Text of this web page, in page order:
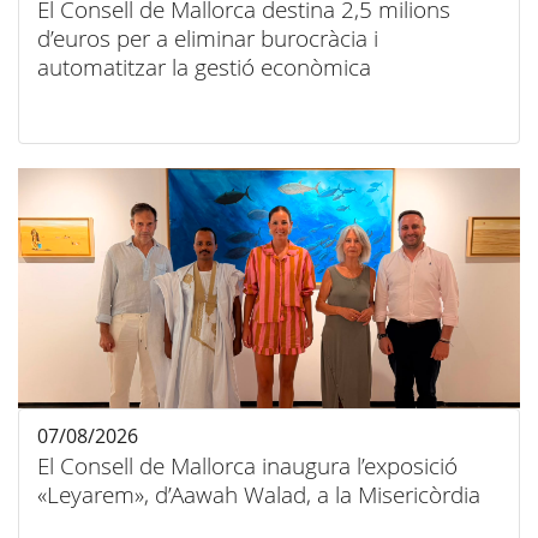
El Consell de Mallorca destina 2,5 milions
d’euros per a eliminar burocràcia i
automatitzar la gestió econòmica
El Consell de Mallorca inaugura l’exposició
«Leyarem», d’Aawah Walad, a la Misericòrdia
07/08/2026